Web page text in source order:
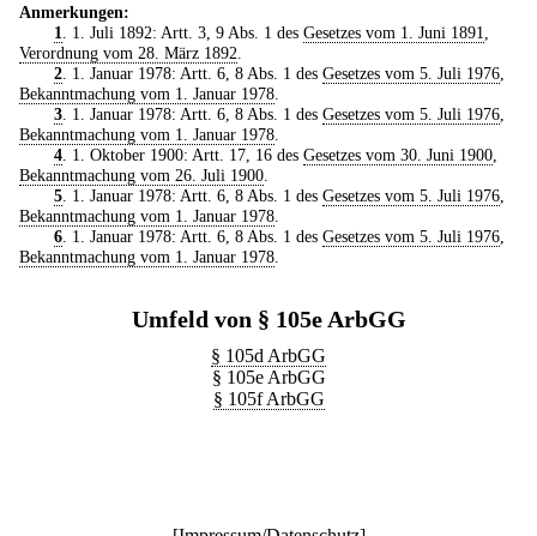
Anmerkungen:
1
. 1. Juli 1892: Artt. 3, 9 Abs. 1 des Gesetzes vom 1. Juni 1891
Verordnung vom 28. März 1892
2. 1. Januar 1978: Artt. 6, 8 Abs. 1 des Gesetzes vom 5. Juli 1976,
Bekanntmachung vom 1. Januar 1978
3. 1. Januar 1978: Artt. 6, 8 Abs. 1 des Gesetzes vom 5. Juli 1976,
Bekanntmachung vom 1. Januar 1978
4. 1. Oktober 1900: Artt. 17, 16 des Gesetzes vom 30. Juni 1900,
Bekanntmachung vom 26. Juli 1900
5. 1. Januar 1978: Artt. 6, 8 Abs. 1 des Gesetzes vom 5. Juli 1976,
Bekanntmachung vom 1. Januar 1978
6. 1. Januar 1978: Artt. 6, 8 Abs. 1 des Gesetzes vom 5. Juli 1976,
Bekanntmachung vom 1. Januar 1978
Umfeld von § 105e ArbGG
§ 105d ArbGG
§ 105e ArbGG
§ 105f ArbGG